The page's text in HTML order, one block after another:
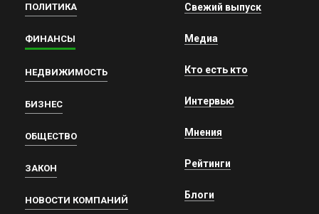
ПОЛИТИКА
ФИНАНСЫ
НЕДВИЖИМОСТЬ
БИЗНЕС
ОБЩЕСТВО
ЗАКОН
НОВОСТИ КОМПАНИЙ
Свежий выпуск
Медиа
Кто есть кто
Интервью
Мнения
Рейтинги
Блоги